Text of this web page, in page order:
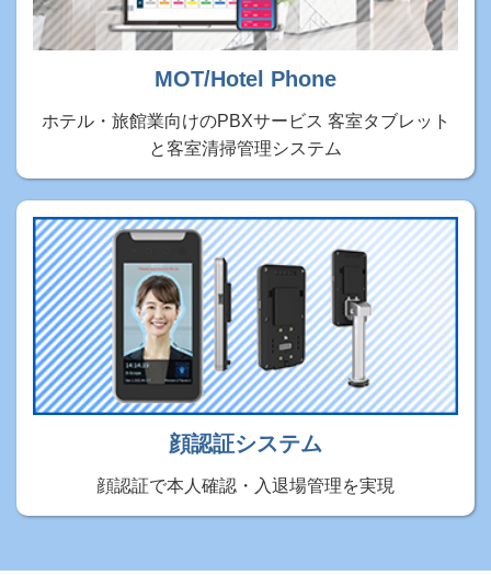
MOT/Hotel Phone
ホテル・旅館業向けのPBXサービス 客室タブレット
と客室清掃管理システム
顔認証システム
顔認証で本人確認・入退場管理を実現